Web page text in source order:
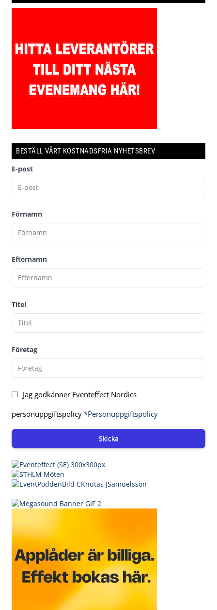
BESTÄLL VÅRT KOSTNADSFRIA NYHETSBREV
E-post
Förnamn
Efternamn
Titel
Företag
Jag godkänner Eventeffect Nordics
personuppgiftspolicy *Personuppgiftspolicy
Skicka